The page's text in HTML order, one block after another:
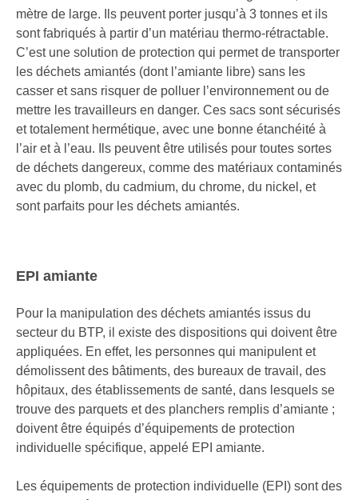
mètre de large. Ils peuvent porter jusqu’à 3 tonnes et ils
sont fabriqués à partir d’un matériau thermo-rétractable.
C’est une solution de protection qui permet de transporter
les déchets amiantés (dont l’amiante libre) sans les
casser et sans risquer de polluer l’environnement ou de
mettre les travailleurs en danger. Ces sacs sont sécurisés
et totalement hermétique, avec une bonne étanchéité à
l’air et à l’eau. Ils peuvent être utilisés pour toutes sortes
de déchets dangereux, comme des matériaux contaminés
avec du plomb, du cadmium, du chrome, du nickel, et
sont parfaits pour les déchets amiantés.
EPI amiante
Pour la manipulation des déchets amiantés issus du
secteur du BTP, il existe des dispositions qui doivent être
appliquées. En effet, les personnes qui manipulent et
démolissent des bâtiments, des bureaux de travail, des
hôpitaux, des établissements de santé, dans lesquels se
trouve des parquets et des planchers remplis d’amiante ;
doivent être équipés d’équipements de protection
individuelle spécifique, appelé EPI amiante.
Les équipements de protection individuelle (EPI) sont des